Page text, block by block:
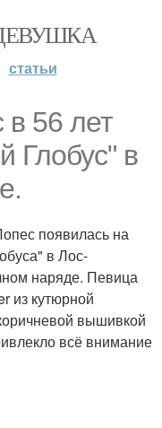
статьи
56 лет
Глобус" в
появилась на
в Лос-
наряде. Певица
из кутюрной
вышивкой
всё внимание